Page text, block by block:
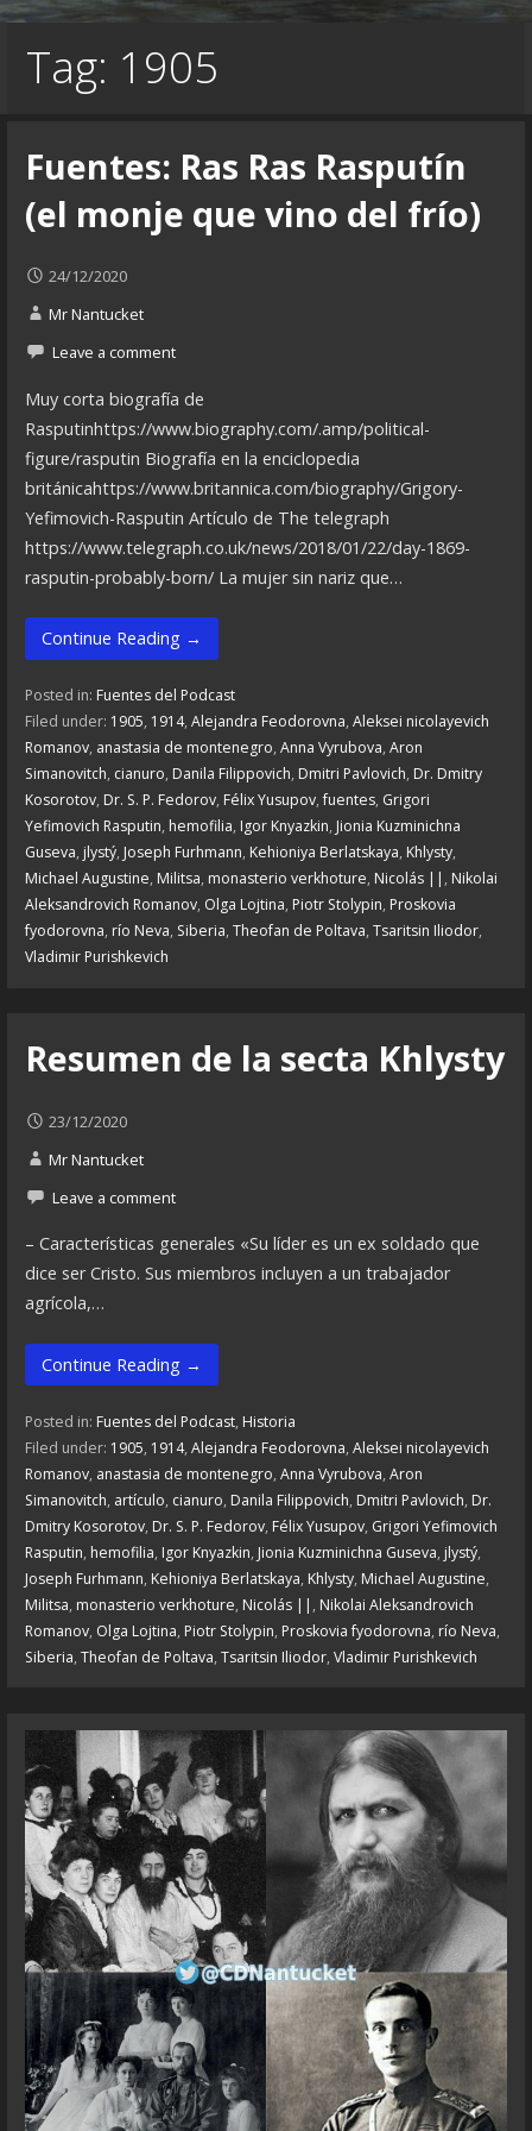
Tag: 1905
Fuentes: Ras Ras Rasputín
(el monje que vino del frío)
24/12/2020
Mr Nantucket
Leave a comment
Muy corta biografía de
Rasputinhttps://www.biography.com/.amp/political-
figure/rasputin Biografía en la enciclopedia
británicahttps://www.britannica.com/biography/Grigory-
Yefimovich-Rasputin Artículo de The telegraph
https://www.telegraph.co.uk/news/2018/01/22/day-1869-
rasputin-probably-born/ La mujer sin nariz que…
Continue Reading →
Posted in: Fuentes del Podcast
Filed under: 1905, 1914, Alejandra Feodorovna, Aleksei nicolayevich
Romanov, anastasia de montenegro, Anna Vyrubova, Aron
Simanovitch, cianuro, Danila Filippovich, Dmitri Pavlovich, Dr. Dmitry
Kosorotov, Dr. S. P. Fedorov, Félix Yusupov,fuentes, Grigori
Yefimovich Rasputin, hemofilia, Igor Knyazkin, Jionia Kuzminichna
Guseva, jlystý, Joseph Furhmann, Kehioniya Berlatskaya, Khlysty,
Michael Augustine, Militsa, monasterio verkhoture, Nicolás || , Nikolai
Aleksandrovich Romanov, Olga Lojtina, Piotr Stolypin, Proskovia
fyodorovna, río Neva, Siberia, Theofan de Poltava, Tsaritsin Iliodor,
Vladimir Purishkevich
Resumen de la secta Khlysty
23/12/2020
Mr Nantucket
Leave a comment
– Características generales «Su líder es un ex soldado que
dice ser Cristo. Sus miembros incluyen a un trabajador
agrícola,…
Continue Reading →
Posted in: Fuentes del Podcast, Historia
Filed under: 1905, 1914, Alejandra Feodorovna, Aleksei nicolayevich
Romanov, anastasia de montenegro, Anna Vyrubova, Aron
Simanovitch, artículo, cianuro, Danila Filippovich, Dmitri Pavlovich, Dr.
Dmitry Kosorotov, Dr. S. P. Fedorov, Félix Yusupov, Grigori Yefimovich
Rasputin, hemofilia, Igor Knyazkin, Jionia Kuzminichna Guseva, jlystý,
Joseph Furhmann, Kehioniya Berlatskaya, Khlysty, Michael Augustine,
Militsa, monasterio verkhoture, Nicolás || , Nikolai Aleksandrovich
Romanov, Olga Lojtina, Piotr Stolypin, Proskovia fyodorovna, río Neva,
Siberia, Theofan de Poltava, Tsaritsin Iliodor, Vladimir Purishkevich